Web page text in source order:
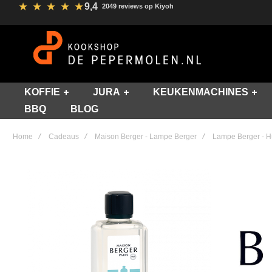
★ ★ ★ ★ ★9,4 2049 reviews op Kiyoh
KOFFIE JURA KEUKENMACHINES
BBQ
BLOG
Home Cadeaus Maison Berger - Lampe Berger Lampe Berger -